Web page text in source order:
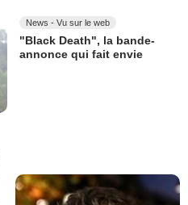
News - Vu sur le web
"Black Death", la bande-
annonce qui fait envie